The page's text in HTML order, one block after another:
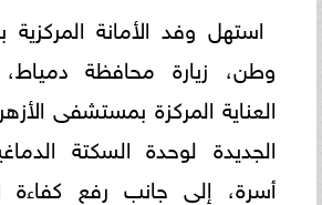
استهل وفد الأمانة
وطن، زيارة محافظة دمياط،
العناية المركزة بمستشفى
أسرة، إلى جانب رفع كفاءة